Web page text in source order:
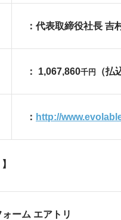
：代表取締役社長 吉
： 1,067,860千円 （
： http://
ーム エアトリ